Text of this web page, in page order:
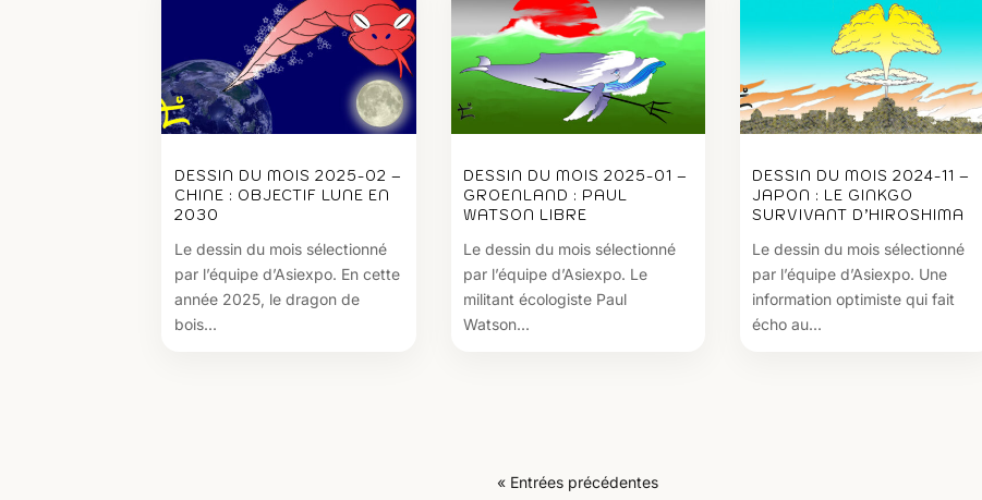
DESSIN DU MOIS 2025-02 –
CHINE : OBJECTIF LUNE EN
2030
Le dessin du mois sélectionné
par l’équipe d’Asiexpo. En cette
année 2025, le dragon de
bois...
DESSIN DU MOIS 2025-01 –
GROENLAND : PAUL
WATSON LIBRE
Le dessin du mois sélectionné
par l’équipe d’Asiexpo. Le
militant écologiste Paul
Watson...
DESSIN DU MOIS 2024-11 –
JAPON : LE GINKGO
SURVIVANT D’HIROSHIMA
Le dessin du mois sélectionné
par l’équipe d’Asiexpo. Une
information optimiste qui fait
écho au...
« Entrées précédentes